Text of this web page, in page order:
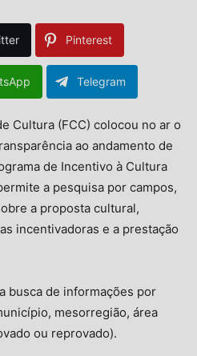
Pinterest
Telegram
Cultura (FCC) colocou no ar o
ao andamento de
de Incentivo à Cultura
a pesquisa por campos,
a proposta cultural,
incentivadoras e a prestação
busca de informações por
mesorregião, área
ou reprovado).